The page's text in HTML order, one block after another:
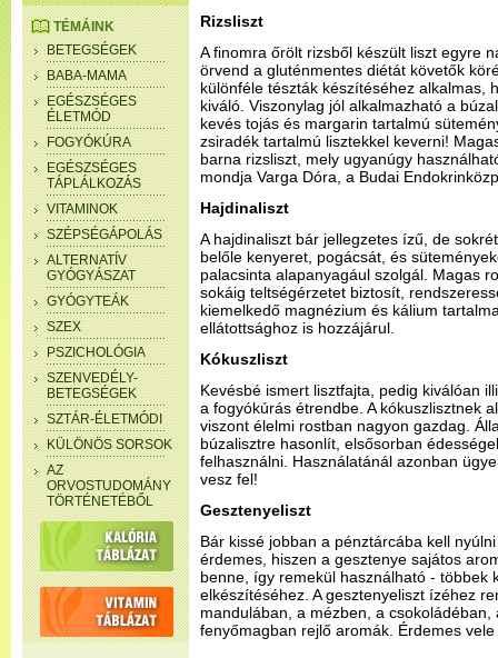
TÉMÁINK
BETEGSÉGEK
BABA-MAMA
EGÉSZSÉGES
ÉLETMÓD
FOGYÓKÚRA
EGÉSZSÉGES
TÁPLÁLKOZÁS
VITAMINOK
SZÉPSÉGÁPOLÁS
ALTERNATÍV
GYÓGYÁSZAT
GYÓGYTEÁK
SZEX
PSZICHOLÓGIA
SZENVEDÉLY-
BETEGSÉGEK
SZTÁR-ÉLETMÓDI
KÜLÖNÖS SORSOK
AZ
ORVOSTUDOMÁNY
TÖRTÉNETÉBŐL
Rizsliszt
A finomra őrölt rizsből készült liszt egyre
örvend a gluténmentes diétát követők
különféle tészták készítéséhez alkalmas,
kiváló. Viszonylag jól alkalmazható a
kevés tojás és margarin tartalmú
zsiradék tartalmú lisztekkel keverni!
barna rizsliszt, mely ugyanúgy
mondja Varga Dóra, a Budai
Hajdinaliszt
A hajdinaliszt bár jellegzetes ízű, de
belőle kenyeret, pogácsát, és
palacsinta alapanyagául szolgál. Magas
sokáig teltségérzetet biztosít,
kiemelkedő magnézium és kálium
ellátottsághoz is hozzájárul.
Kókuszliszt
Kevésbé ismert lisztfajta, pedig kiválóan
a fogyókúrás étrendbe. A kókuszlisztnek
viszont élelmi rostban nagyon gazdag.
búzalisztre hasonlít, elsősorban
felhasználni. Használatánál azonban
vesz fel!
Gesztenyeliszt
Bár kissé jobban a pénztárcába kell
érdemes, hiszen a gesztenye sajátos
benne, így remekül használható - többek
elkészítéséhez. A gesztenyeliszt ízéhez
mandulában, a mézben, a
fenyőmagban rejlő aromák. Érdemes